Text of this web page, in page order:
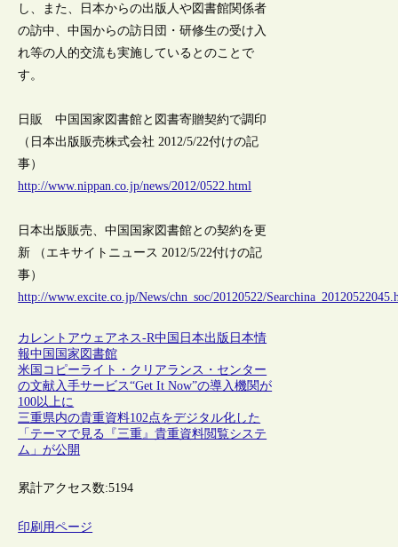
し、また、日本からの出版人や図書館関係者
の訪中、中国からの訪日団・研修生の受け入
れ等の人的交流も実施しているとのことで
す。
日販 中国国家図書館と図書寄贈契約で調印
（日本出版販売株式会社 2012/5/22付けの記
事）
http://www.nippan.co.jp/news/2012/0522.html
日本出版販売、中国国家図書館との契約を更
新 （エキサイトニュース 2012/5/22付けの記
事）
http://www.excite.co.jp/News/chn_soc/20120522/
カレントアウェアネス-R中国 日本出版 日本情
報中国国家図書館
米国コピーライト・クリアランス・センター
の文献入手サービス“Get It Now”の導入機関が
100以上に
三重県内の貴重資料102点をデジタル化した
「テーマで見る『三重』貴重資料閲覧システ
ム」が公開
累計アクセス数:5194
印刷用ページ